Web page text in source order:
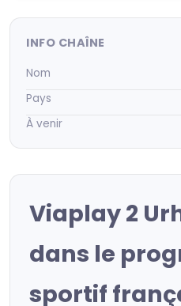
INFO CHAÎNE
Nom
Pays
À venir
Viaplay 2
dans le
sportif